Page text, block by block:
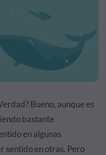
Bueno, aunque es
bastante
en algunas
sentido en otras. Pero